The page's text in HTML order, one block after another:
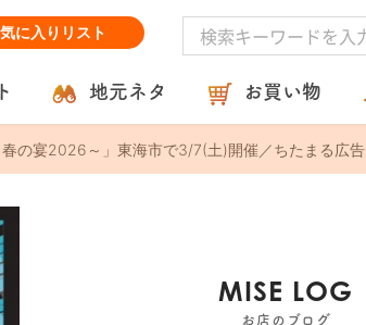
に入りリスト
地元ネタ お買い物
の宴2026～」東海市で3/7(土)開催／ちたまる広告
MISE LOG
お店のブログ